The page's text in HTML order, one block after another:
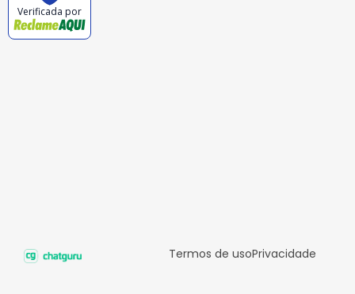
Verificada por
Termos de usoPrivacidade